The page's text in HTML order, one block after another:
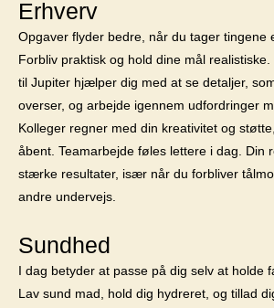
Erhverv
Opgaver flyder bedre, når du tager tingene
Forbliv praktisk og hold dine mål realistiske.
til Jupiter hjælper dig med at se detaljer,
overser, og arbejde igennem udfordringer
Kolleger regner med din kreativitet og
åbent. Teamarbejde føles lettere i dag. Din
stærke resultater, især når du forbliver
andre undervejs.
Sundhed
I dag betyder at passe på dig selv at holde
Lav sund mad, hold dig hydreret, og tillad